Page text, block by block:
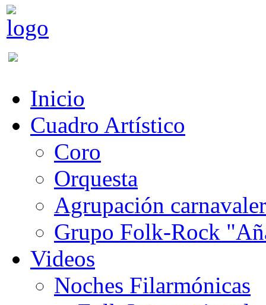
Inicio
Cuadro Artístico
Coro
Orquesta
Agrupación
Grupo Folk-Rock
Videos
Noches Filarmónicas